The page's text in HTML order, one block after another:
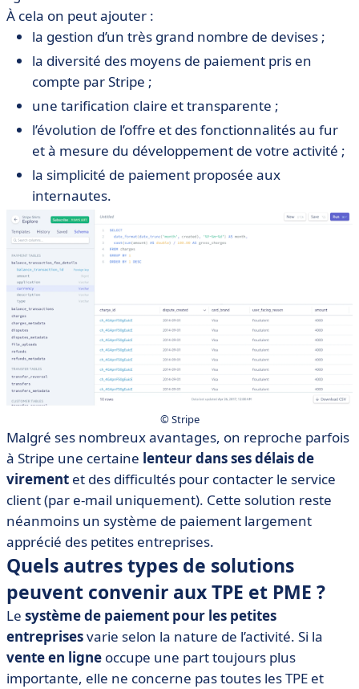
À cela on peut ajouter :
la gestion d’un très grand nombre de devises ;
la diversité des moyens de paiement pris en
compte par Stripe ;
une tarification claire et transparente ;
l’évolution de l’offre et des fonctionnalités au fur
et à mesure du développement de votre activité ;
la simplicité de paiement proposée aux
internautes.
© Stripe
Malgré ses nombreux avantages, on reproche parfois
à Stripe une certaine lenteur dans ses délais de
virement et des difficultés pour contacter le service
client (par e-mail uniquement). Cette solution reste
néanmoins un système de paiement largement
apprécié des petites entreprises.
Quels autres types de solutions
peuvent convenir aux TPE et PME ?
Le système de paiement pour les petites
entreprisesvarie selon la nature de l’activité. Si la
vente en ligne occupe une part toujours plus
importante, elle ne concerne pas toutes les TPE et